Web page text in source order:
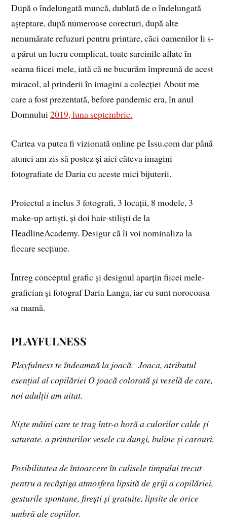
După o îndelungată muncă, dublată de o îndelungată
așteptare, după numeroase corecturi, după alte
nenumărate refuzuri pentru printare, căci oamenilor li s-
a părut un lucru complicat, toate sarcinile aflate în
seama fiicei mele, iată că ne bucurăm împreună de acest
miracol, al prinderii în imagini a colecției About me
care a fost prezentată, before pandemic era, în anul
Domnului2019, luna septembrie.
Cartea va putea fi vizionată online pe Issu.com dar până
atunci am zis să postez și aici câteva imagini
fotografiate de Daria cu aceste mici bijuterii.
Proiectul a inclus 3 fotografi, 3 locații, 8 modele, 3
make-up artiști, și doi hair-stiliști de la
HeadlineAcademy. Desigur că îi voi nominaliza la
fiecare secțiune.
Întreg conceptul grafic și designul aparțin fiicei mele-
grafician și fotograf Daria Langa, iar eu sunt norocoasa
sa mamă.
PLAYFULNESS
Playfulness te îndeamnă la joacă.Joaca, atributul
esențial al copilăriei O joacă colorată și veselă de care,
noi adulții am uitat.
Niște mâini care te trag într-o horă a culorilor calde și
saturate. a printurilor vesele cu dungi, buline și carouri.
Posibilitatea de întoarcere în culisele timpului trecut
pentru a recâștiga atmosfera lipsită de griji a copilăriei,
gesturile spontane, firești și gratuite, lipsite de orice
umbră ale copiilor.